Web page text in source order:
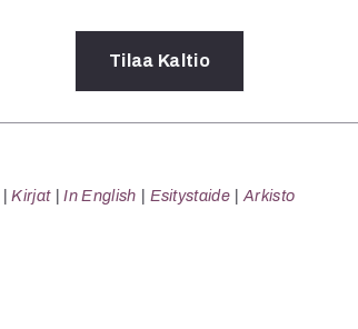
Tilaa Kaltio
Kirjat In English Esitystaide Arkisto